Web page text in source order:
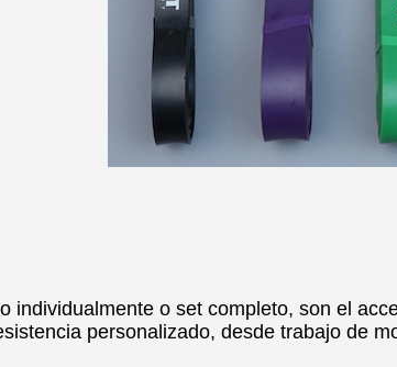
individualmente o set completo, son el
personalizado, desde trabajo de